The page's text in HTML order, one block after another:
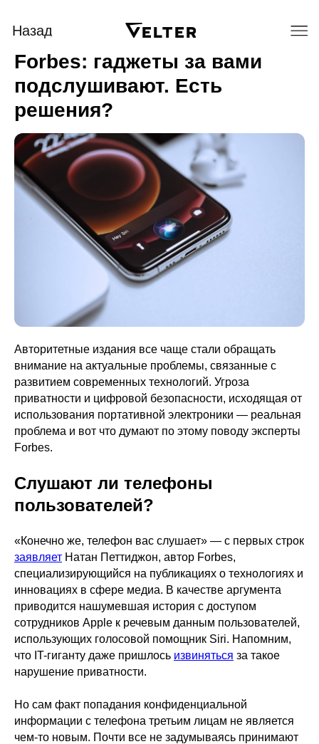
Forbes: гаджеты за вами
подслушивают. Есть
решения?
Авторитетные издания все чаще стали обращать
внимание на актуальные проблемы, связанные с
развитием современных технологий. Угроза
приватности и цифровой безопасности, исходящая от
использования портативной электроники — реальная
проблема и вот что думают по этому поводу эксперты
Forbes.
Слушают ли телефоны
пользователей?
«Конечно же, телефон вас слушает» — с первых строк
заявляет Натан Петтиджон, автор Forbes,
специализирующийся на публикациях о технологиях и
инновациях в сфере медиа. В качестве аргумента
приводится нашумевшая история с доступом
сотрудников Apple к речевым данным пользователей,
использующих голосовой помощник Siri. Напомним,
что IT-гиганту даже пришлось извиняться за такое
нарушение приватности.
Но сам факт попадания конфиденциальной
информации с телефона третьим лицам не является
чем-то новым. Почти все не задумываясь принимают